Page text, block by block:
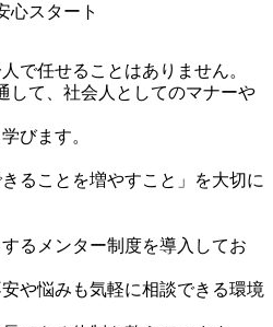
心スタート
で任せることはありません。
して、社会人としてのマナーや
びます。
ることを増やすこと」を大切に
るメンター制度を導入してお
や悩みも気軽に相談できる環境